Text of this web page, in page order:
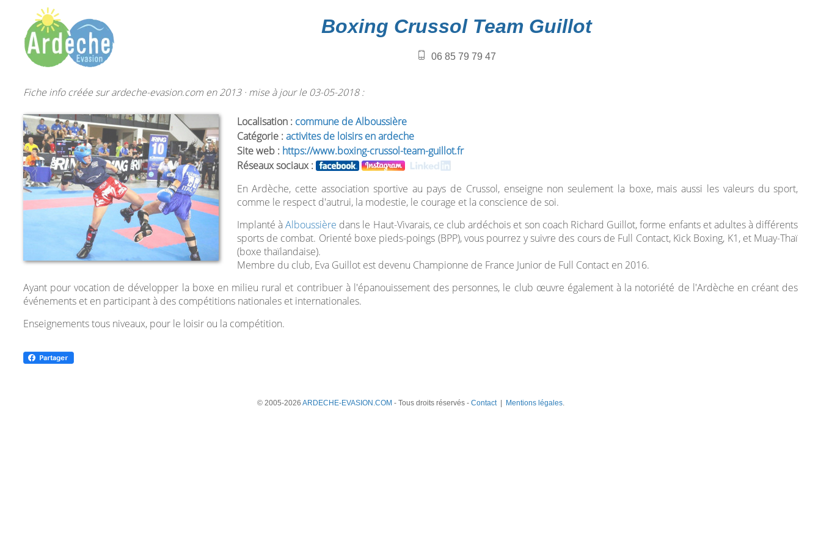
Boxing Crussol Team Guillot
06 85 79 79 47
Fiche info créée sur ardeche-evasion.com en 2013 · mise à jour le 03-05-2018 :
Localisation : commune de Alboussière
Catégorie :activites de loisirs en ardeche
Site web : https://www.boxing-crussol-team-guillot.fr
Réseaux sociaux :
En Ardèche, cette association sportive au pays de Crussol, enseigne non seulement la boxe, mais aussi les valeurs du sport,
comme le respect d'autrui, la modestie, le courage et la conscience de soi.
Implanté àAlboussière dans le Haut-Vivarais, ce club ardéchois et son coach Richard Guillot, forme enfants et adultes à différents
sports de combat. Orienté boxe pieds-poings (BPP), vous pourrez y suivre des cours de Full Contact, Kick Boxing, K1, et Muay-Thaï
(boxe thaïlandaise).
Membre du club, Eva Guillot est devenu Championne de France Junior de Full Contact en 2016.
Ayant pour vocation de développer la boxe en milieu rural et contribuer à l'épanouissement des personnes, le club œuvre également à la notoriété de l'Ardèche en créant des
événements et en participant à des compétitions nationales et internationales.
Enseignements tous niveaux, pour le loisir ou la compétition.
© 2005-2026 ARDECHE-EVASION.COM - Tous droits réservés - Contact| Mentions légales.